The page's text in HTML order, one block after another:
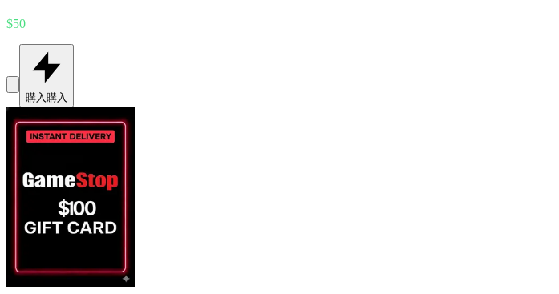
$50
購入 購入